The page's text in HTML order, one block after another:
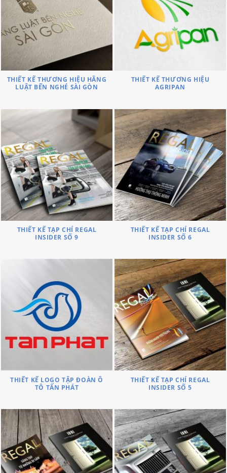
THIẾT KẾ THƯƠNG HIỆU HÃNG
LUẬT BẾN NGHÉ SÀI GÒN
THIẾT KẾ THƯƠNG HIỆU
AGRIPAN
THIẾT KẾ TẠP CHÍ REGAL
INSIDER SỐ 9
THIẾT KẾ TẠP CHÍ REGAL
INSIDER SỐ 6
THIẾT KẾ LOGO TẬP ĐOÀN Ô
TÔ TẤN PHÁT
THIẾT KẾ TẠP CHÍ REGAL
INSIDER SỐ 5